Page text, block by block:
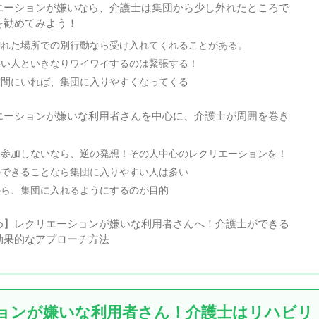
ーションが嫌いなら、介護士は集団から少し外れたところで
めてみよう！
た場所での別行動なら受け入れてくれることがある。
人といきなりワイワイするのは緊張する！
にいれば、集団に入りやすくなってくる
ーションが嫌いな利用者さんを中心に、介護士が周囲を巻き
加しないなら、逆の発想！その人中心のレクリエーションを！
きることなら集団に入りやすい人は多い
、集団に入れるようにするのが目的
】レクリエーションが嫌いな利用者さんへ！介護士ができる
果的なアプローチ方法
ンが嫌いな利用者さん！介護士はリハビリ